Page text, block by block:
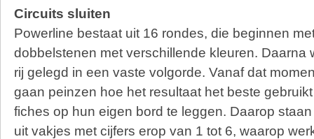
Circuits sluiten
Powerline bestaat uit 16 rondes, die beginnen
dobbelstenen met verschillende kleuren. Daarna
rij gelegd in een vaste volgorde. Vanaf dat
gaan peinzen hoe het resultaat het beste
fiches op hun eigen bord te leggen. Daarop
uit vakjes met cijfers erop van 1 tot 6, waarop